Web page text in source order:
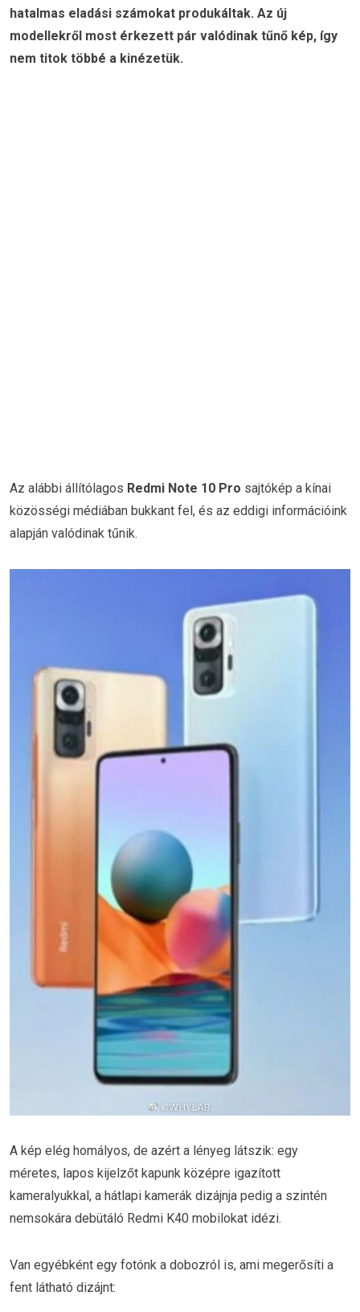
hatalmas eladási számokat produkáltak. Az új
modellekről most érkezett pár valódinak tűnő kép, így
nem titok többé a kinézetük.
Az alábbi állítólagos Redmi Note 10 Pro sajtókép a kínai
közösségi médiában bukkant fel, és az eddigi információink
alapján valódinak tűnik.
A kép elég homályos, de azért a lényeg látszik: egy
méretes, lapos kijelzőt kapunk középre igazított
kameralyukkal, a hátlapi kamerák dizájnja pedig a szintén
nemsokára debütáló Redmi K40 mobilokat idézi.
Van egyébként egy fotónk a dobozról is, ami megerősíti a
fent látható dizájnt: